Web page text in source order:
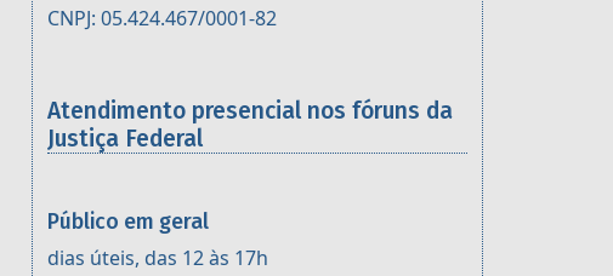
CNPJ: 05.424.467/0001-82
Atendimento presencial nos fóruns da
Justiça Federal
Público em geral
dias úteis, das 12 às 17h